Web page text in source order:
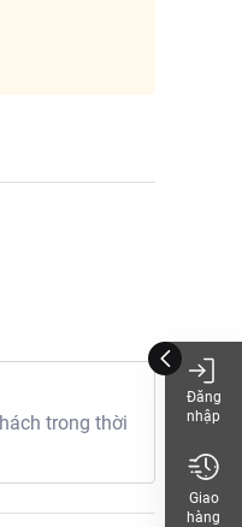
trong thời
Đăng
nhập
Giao
hàng